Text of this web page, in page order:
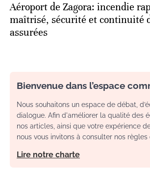
Aéroport de Zagora: incendie
maîtrisé, sécurité et continuité
assurées
Bienvenue dans l’espace
Nous souhaitons un espace de débat,
dialogue. Afin d'améliorer la qualité des
nos articles, ainsi que votre expérience
nous vous invitons à consulter nos règles
Lire notre charte